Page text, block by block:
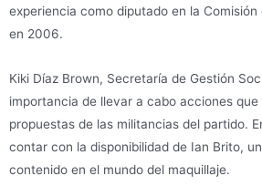
experiencia como diputado en la Comisión
en 2006.
Kiki Díaz Brown, Secretaría de Gestión
importancia de llevar a cabo acciones que
propuestas de las militancias del partido.
contar con la disponibilidad de Ian Brito,
contenido en el mundo del maquillaje.